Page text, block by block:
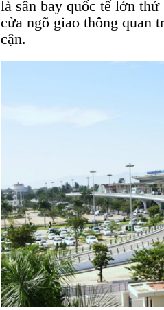
là sân bay quốc tế lớn
cửa ngõ giao thông quan
cận.